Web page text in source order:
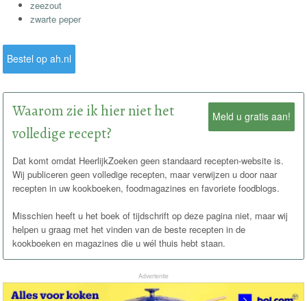
zeezout
zwarte peper
Bestel op ah.nl
Meld u gratis aan!
Waarom zie ik hier niet het
volledige recept?
Dat komt omdat HeerlijkZoeken geen standaard recepten-website is.
Wij publiceren geen volledige recepten, maar verwijzen u door naar
recepten in uw kookboeken, foodmagazines en favoriete foodblogs.
Misschien heeft u het boek of tijdschrift op deze pagina niet, maar wij
helpen u graag met het vinden van de beste recepten in de
kookboeken en magazines die u wél thuis hebt staan.
Advertentie